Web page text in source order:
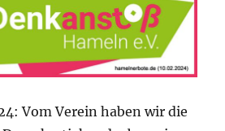
Vom Verein haben wir die